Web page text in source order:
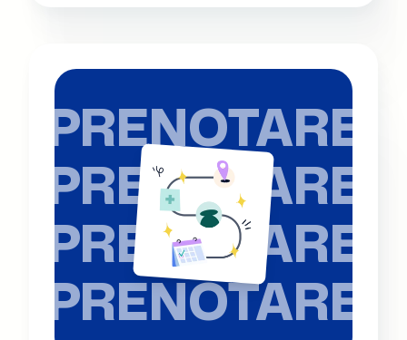
PRENOTARE
PRENOTARE
PRENOTARE
PRENOTARE